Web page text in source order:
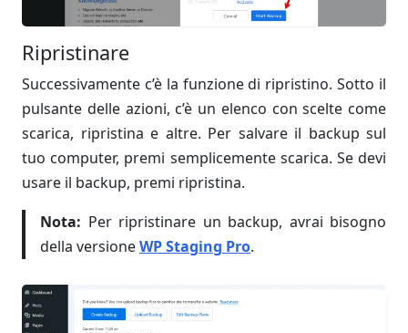
Ripristinare
Successivamente c’è la funzione di ripristino. Sotto il
pulsante delle azioni, c’è un elenco con scelte come
scarica, ripristina e altre. Per salvare il backup sul
tuo computer, premi semplicemente scarica. Se devi
usare il backup, premi ripristina.
Nota: Per ripristinare un backup, avrai bisogno
della versioneWP Staging Pro.